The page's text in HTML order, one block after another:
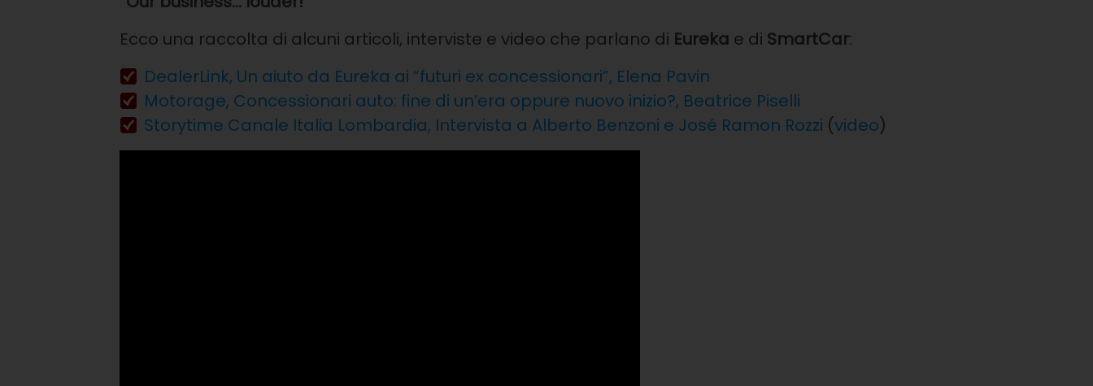
Ecco una raccolta di alcuni articoli, interviste e video che parlano di Eureka e di SmartCar:
DealerLink, Un aiuto da Eureka ai “futuri ex concessionari”, Elena Pavin
Motorage, Concessionari auto: fine di un’era oppure nuovo inizio?, Beatrice Piselli
Storytime Canale Italia Lombardia, Intervista a Alberto Benzoni e José Ramon Rozzi (video)